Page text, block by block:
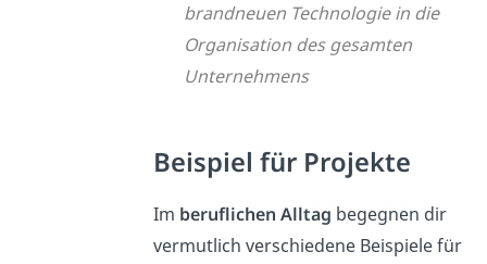
brandneuen Technologie in die
Organisation des gesamten
Unternehmens
Beispiel für Projekte
Im beruflichen Alltag begegnen dir
vermutlich verschiedene Beispiele für